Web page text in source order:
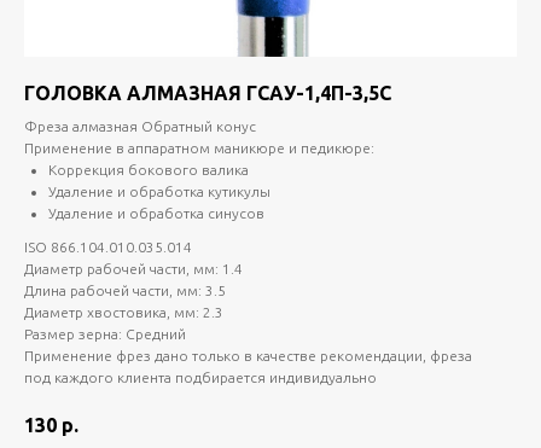
ГОЛОВКА АЛМАЗНАЯ ГСАУ-1,4П-3,5С
Фреза алмазная Обратный конус
Применение в аппаратном маникюре и педикюре:
Коррекция бокового валика
Удаление и обработка кутикулы
Удаление и обработка синусов
ISO 866.104.010.035.014
Диаметр рабочей части, мм: 1.4
Длина рабочей части, мм: 3.5
Диаметр хвостовика, мм: 2.3
Размер зерна: Средний
Применение фрез дано только в качестве рекомендации, фреза
под каждого клиента подбирается индивидуально
130 р.